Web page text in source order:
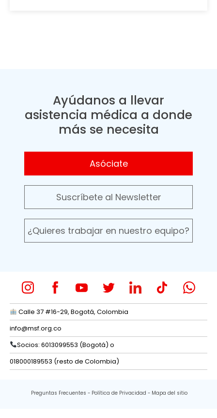
Ayúdanos a llevar
asistencia médica a donde
más se necesita
Asóciate
Suscríbete al Newsletter
¿Quieres trabajar en nuestro equipo?
Calle 37 #16-29, Bogotá, Colombia
info@msf.org.co
Socios: 6013099553 (Bogotá) o
018000189553 (resto de Colombia)
Preguntas Frecuentes Política de Privacidad Mapa del sitio